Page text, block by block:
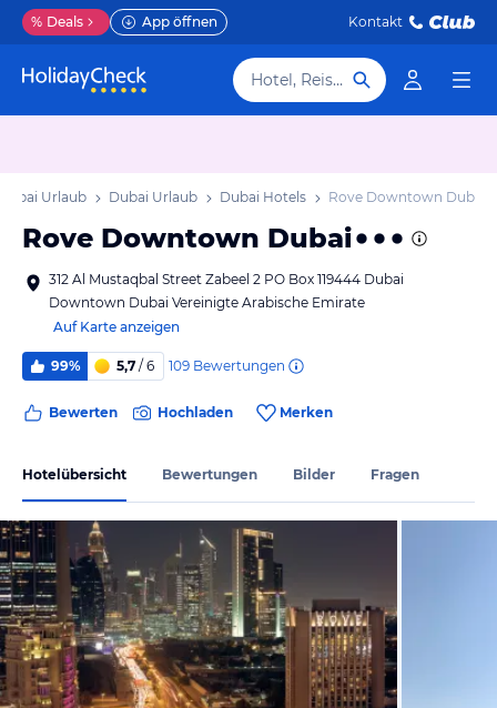
% Deals App öffnen Kontakt
Hotel, Reiseziel
Urlaub Dubai Urlaub Dubai Hotels Rove Downtown Dubai
Rove Downtown Dubai
312 Al Mustaqbal Street Zabeel 2 PO Box 119444 Dubai
Downtown Dubai Vereinigte Arabische Emirate
Auf Karte anzeigen
99% 5,7 / 6 109 Bewertungen
Bewerten Hochladen Merken
Hotelübersicht Bewertungen Bilder Fragen